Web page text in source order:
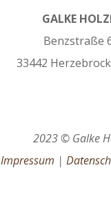
GALKE
Benzstraße
33442
2023 © Galke
Impressum |